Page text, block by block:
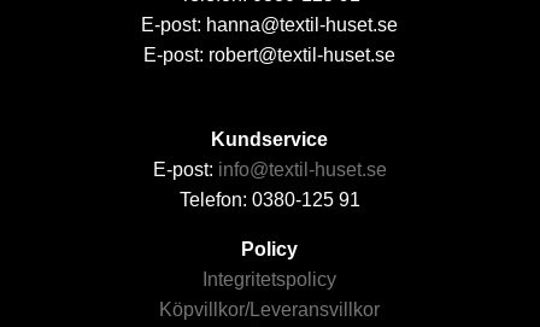
E-post: hanna@textil-huset.se
E-post: robert@textil-huset.se
Kundservice
E-post: info@textil-huset.se
Telefon: 0380-125 91
Policy
Integritetspolicy
Köpvillkor/Leveransvillkor